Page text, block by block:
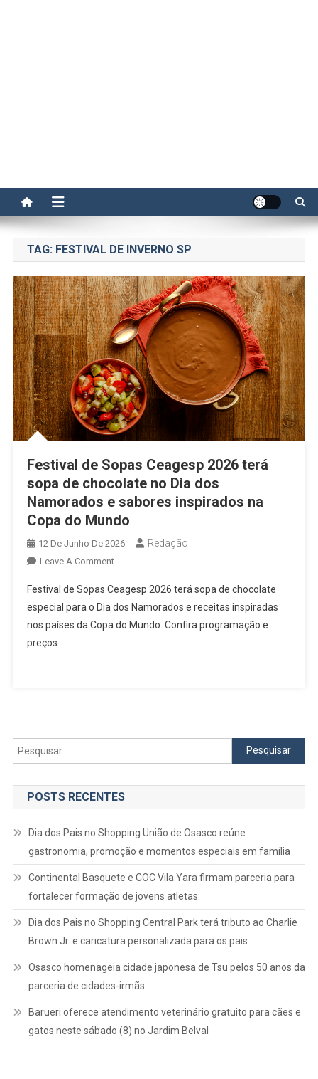
TAG: FESTIVAL DE INVERNO SP
Festival de Sopas Ceagesp 2026 terá
sopa de chocolate no Dia dos
Namorados e sabores inspirados na
Copa do Mundo
12 De Junho De 2026 Redação
Leave A CommentOn
De
Sopas
Ceagesp
Dia
Na
Copa
Festival de Sopas Ceagesp 2026 terá sopa de chocolate
especial para o Dia dos Namorados e receitas inspiradas
nos países da Copa do Mundo. Confira programação e
preços.
Pesquisar
por:
POSTS RECENTES
Dia dos Pais no Shopping União de Osasco reúne
gastronomia, promoção e momentos especiais em família
Continental Basquete e COC Vila Yara firmam parceria para
fortalecer formação de jovens atletas
Dia dos Pais no Shopping Central Park terá tributo ao Charlie
Brown Jr. e caricatura personalizada para os pais
Osasco homenageia cidade japonesa de Tsu pelos 50 anos da
parceria de cidades-irmãs
Barueri oferece atendimento veterinário gratuito para cães e
gatos neste sábado (8) no Jardim Belval